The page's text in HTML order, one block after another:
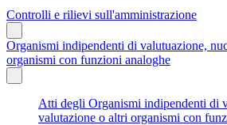
Controlli e rilievi sull'amministrazione
Organismi indipendenti di valutuazione,
organismi con funzioni analoghe
Atti degli Organismi indipendenti di
valutazione o altri organismi con